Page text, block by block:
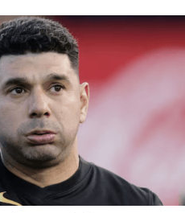
la
entrada